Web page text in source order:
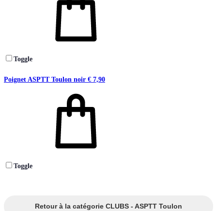
Toggle
Poignet ASPTT Toulon noir € 7,90
Toggle
Retour à la catégorie CLUBS - ASPTT Toulon